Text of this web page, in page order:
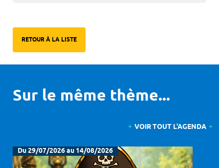
RETOUR À LA LISTE
Sur le même thème...
VOIR TOUT L'AGENDA
Du 29/07/2026 au 14/08/2026